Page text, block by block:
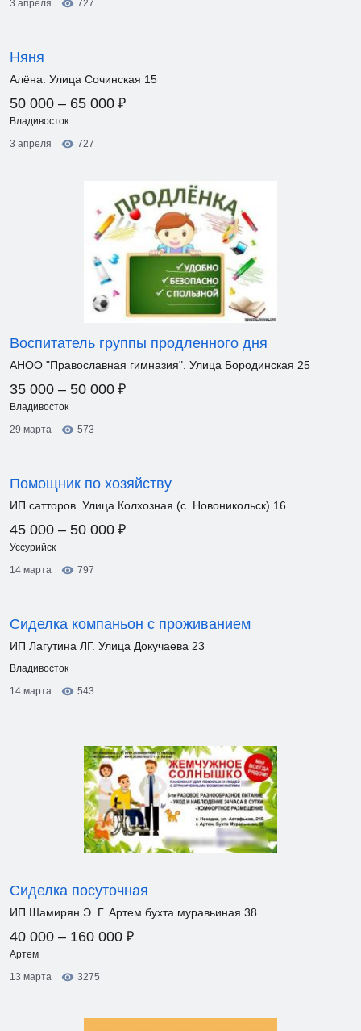
3 апреля
727
Няня
Алёна. Улица Сочинская 15
50 000 – 65 000 ₽
Владивосток
3 апреля
727
Воспитатель группы продленного дня
АНОО "Православная гимназия". Улица Бородинская 25
35 000 – 50 000 ₽
Владивосток
29 марта
573
Помощник по хозяйству
ИП сатторов. Улица Колхозная (с. Новоникольск) 16
45 000 – 50 000 ₽
Уссурийск
14 марта
797
Сиделка компаньон с проживанием
ИП Лагутина ЛГ. Улица Докучаева 23
Владивосток
14 марта
543
Сиделка посуточная
ИП Шамирян Э. Г. Артем бухта муравьиная 38
40 000 – 160 000 ₽
Артем
13 марта
3275